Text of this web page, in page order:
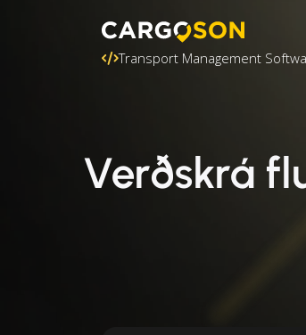
Transport Management
Verðskrá